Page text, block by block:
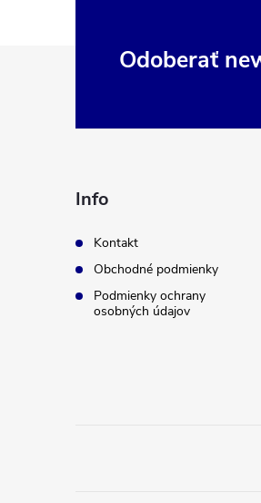
Odoberať
Info
Kontakt
Obchodné podmienky
Podmienky ochrany
osobných údajov